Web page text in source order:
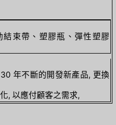
結束帶、塑膠瓶、彈性塑膠
年不斷的開發新產品, 更換
, 以應付顧客之需求,